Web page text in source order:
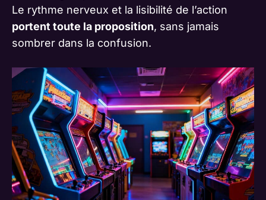
Le rythme nerveux et la lisibilité de l’action
portent toute la proposition, sans jamais
sombrer dans la confusion.